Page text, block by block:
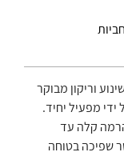
וריקון מבוקר
(210 ליטר) על ידי מפעיל יחיד.
קלה עד
שפיכה בטוחה